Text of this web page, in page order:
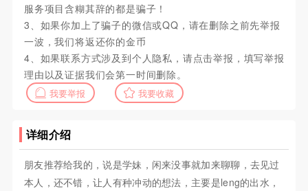
服务项目含糊其辞的都是骗子！
3、如果你加上了骗子的微信或QQ，请在删除之前先举报
一波，我们将返还你的金币
4、如果联系方式涉及到个人隐私，请点击举报，填写举报
理由以及证据我们会第一时间删除。
我要举报 我要收藏
详细介绍
朋友推荐给我的，说是学妹，闲来没事就加来聊聊，去见过
本人，还不错，让人有种冲动的想法，主要是leng的出水，